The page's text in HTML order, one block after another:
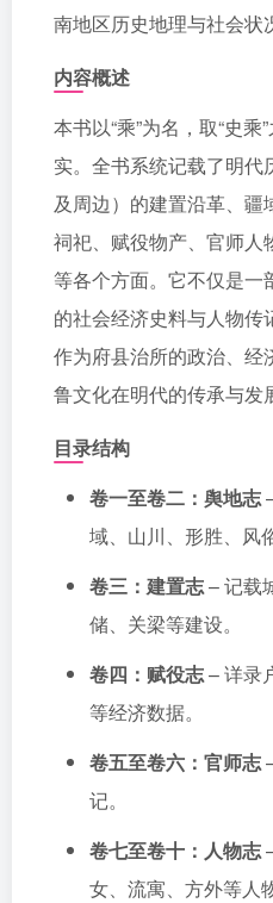
南地区历史地理与社会状
内容概述
本书以“乘”为名，取“史
实。全书系统记载了明代
及周边）的建置沿革、疆
祠祀、赋役物产、官师人
等各个方面。它不仅是一
的社会经济史料与人物
作为府县治所的政治、经
鲁文化在明代的传承与发
目录结构
卷一至卷二：舆地志
域、山川、形胜、风
卷三：建置志– 记载
储、关梁等建设。
卷四：赋役志– 详录
等经济数据。
卷五至卷六：官师志
记。
卷七至卷十：人物志
女、流寓、方外等人